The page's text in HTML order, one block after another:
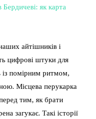
Бердичеві: як карта
айтішників і
цифрові штуки для
із помірним ритмом,
Місцева перукарка
тим, як брати
загукає. Такі історії